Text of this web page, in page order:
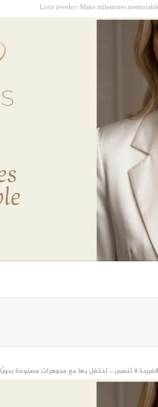
Loris jewelry: Make milestones
لا تُنسى... احتفل بها مع مجوهرات مصنوعة يدويًّا